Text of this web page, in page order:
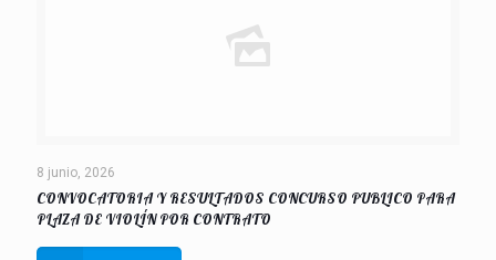
8 junio, 2026
CONVOCATORIA Y RESULTADOS CONCURSO PUBLICO PARA
PLAZA DE VIOLÍN POR CONTRATO